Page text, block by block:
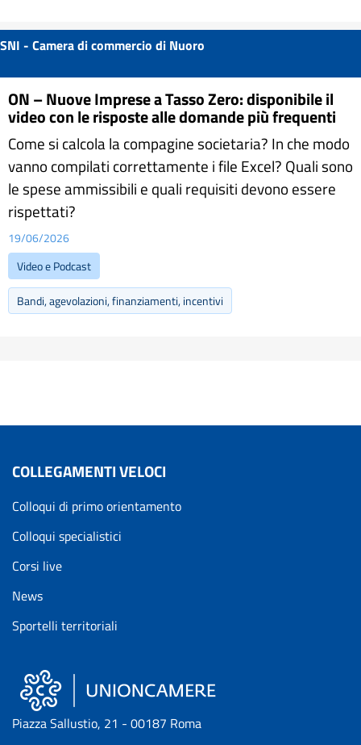
SNI - Camera di commercio di Nuoro
ON – Nuove Imprese a Tasso Zero: disponibile il
video con le risposte alle domande più frequenti
Come si calcola la compagine societaria? In che modo
vanno compilati correttamente i file Excel? Quali sono
le spese ammissibili e quali requisiti devono essere
rispettati?
19/06/2026
Video e Podcast
Bandi, agevolazioni, finanziamenti, incentivi
COLLEGAMENTI VELOCI
Colloqui di primo orientamento
Colloqui specialistici
Corsi live
News
Sportelli territoriali
Piazza Sallustio, 21 - 00187 Roma